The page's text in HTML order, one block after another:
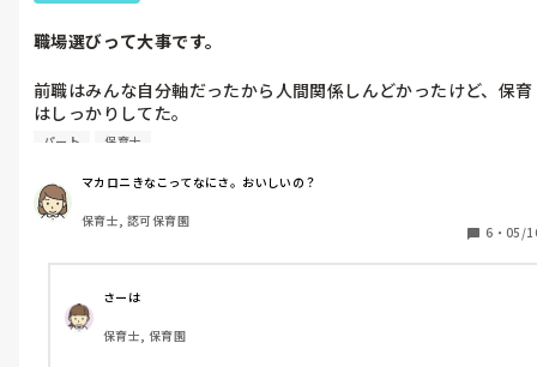
くことで成長とともに身についていきます。
それすなわち、保育の質があがることにもつながります。
この世の中、無知ほど恐いものはない。
園長先生は、何が言いたいわけ？
って聞いてもいいくらい。
遠回しに話したり、すり替えたりしても、話の本質は見えないよね…
確かに、使うなら保護テープは必要でしょう。そこまで考えられてい
ないのは、視野の狭さを感じさせますね。
職場選びって大事です。
前職はみんな自分軸だったから人間関係しんどかったけど、保育
はしっかりしてた。
けど、今の職場は人間関係はマシだけど、園としての保育観がな
いという園長の考えのもとで回っている園で、それはそれでやり
づらい。
子どもたちは幼いし何もできない。けど、園長は言うこと聞かな
違う。怒って圧をかけてきたあなた達のせいだという事にどうし
たら、気づいてくれるだろうか。
しめる先生もいないと言ってたけど、しめるポイント間違えて
る。もちろんメリハリは大事。
パート 保育士
マカロニきなこってなにさ。おいしいの？
保育士, 認可保育園
6 ・ 05/
さーは
保育士, 保育園